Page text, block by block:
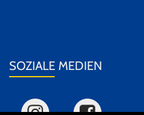
SOZIALE MEDIEN